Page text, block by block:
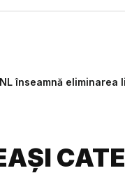
înseamnă eliminarea